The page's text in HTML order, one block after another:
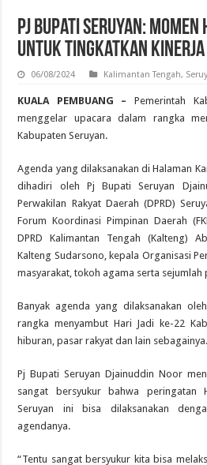
Pj Bupati Seruyan:
untuk Tingkatkan Kinerja
06/08/2024 Kalimantan Tengah,
KUALA PEMBUANG – Pemerintah
menggelar upacara dalam rangka
Kabupaten Seruyan.
Agenda yang dilaksanakan di Halaman
dihadiri oleh Pj Bupati Seruyan
Perwakilan Rakyat Daerah (DPRD)
Forum Koordinasi Pimpinan Daerah
DPRD Kalimantan Tengah (Kalteng)
Kalteng Sudarsono, kepala Organisasi
masyarakat, tokoh agama serta sejumlah
Banyak agenda yang dilaksanakan
rangka menyambut Hari Jadi ke-22
hiburan, pasar rakyat dan lain sebagainya.
Pj Bupati Seruyan Djainuddin Noor
sangat bersyukur bahwa peringatan
Seruyan ini bisa dilaksanakan
agendanya.
“Tentu sangat bersyukur kita bisa